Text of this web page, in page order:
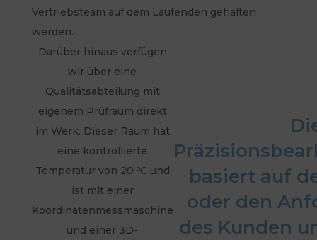
Vertriebsteam auf dem Laufenden gehalten
werden.
Darüber hinaus verfügen
wir über eine
Qualitätsabteilung mit
eigenem Prüfraum direkt
im Werk. Dieser Raum hat
eine kontrollierte
Temperatur von 20 ºC und
ist mit einer
Koordinatenmessmaschine
und einer 3D-
basiert auf
oder den
des Kunden